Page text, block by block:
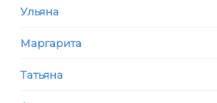
Ульяна
Маргарита
Татьяна